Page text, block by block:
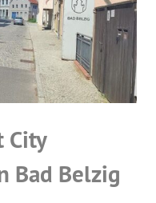
City
Bad Belzig